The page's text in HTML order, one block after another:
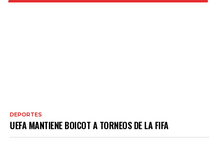
DEPORTES
UEFA MANTIENE BOICOT A TORNEOS DE LA FIFA